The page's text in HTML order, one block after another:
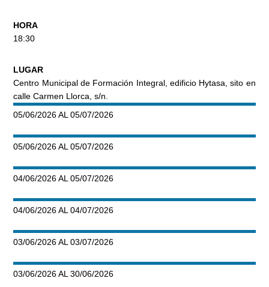
HORA
18:30
LUGAR
Centro Municipal de Formación Integral, edificio Hytasa, sito en
calle Carmen Llorca, s/n.
05/06/2026 AL 05/07/2026
05/06/2026 AL 05/07/2026
04/06/2026 AL 05/07/2026
04/06/2026 AL 04/07/2026
03/06/2026 AL 03/07/2026
03/06/2026 AL 30/06/2026